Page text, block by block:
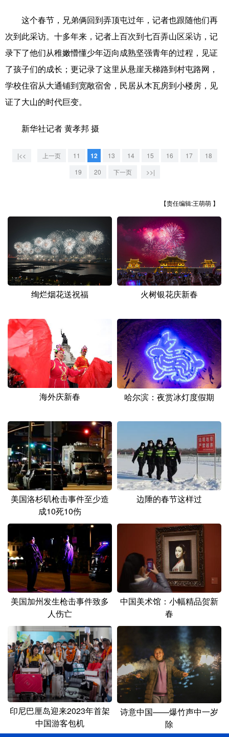
浙江 安徽 福建 江西
山东 河南 湖北 湖南
广东 广西 海南 重庆
عربى
日本語
Deutsch Português
这个春节，兄弟俩回到弄顶屯过年，记者也跟随他们再
次到此采访。十多年来，记者上百次到七百弄山区采访，记
录下了他们从稚嫩懵懂少年迈向成熟坚强青年的过程，见证
了孩子们的成长；更记录了这里从悬崖天梯路到村屯路网，
学校住宿从大通铺到宽敞宿舍，民居从木瓦房到小楼房，见
证了大山的时代巨变。
新华社记者 黄孝邦 摄
|<< 上一页 11 12 13 14 15 16 17
18
19
20 下一页 >>|
【责任编辑:王萌萌 】
绚烂烟花送祝福 火树银花庆新春
海外庆新春 哈尔滨：夜赏冰灯度假期
美国洛杉矶枪击事件至少造
成10死10伤
边陲的春节这样过
美国加州发生枪击事件致多
人伤亡
中国美术馆：小幅精品贺新
春
印尼巴厘岛迎来2023年首架
中国游客包机
诗意中国——爆竹声中一岁
除